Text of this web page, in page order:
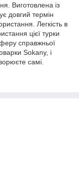
Виготовлена із
довгий термін
Легкість в
цієї турки
справжньої
Sokany, і
самі.